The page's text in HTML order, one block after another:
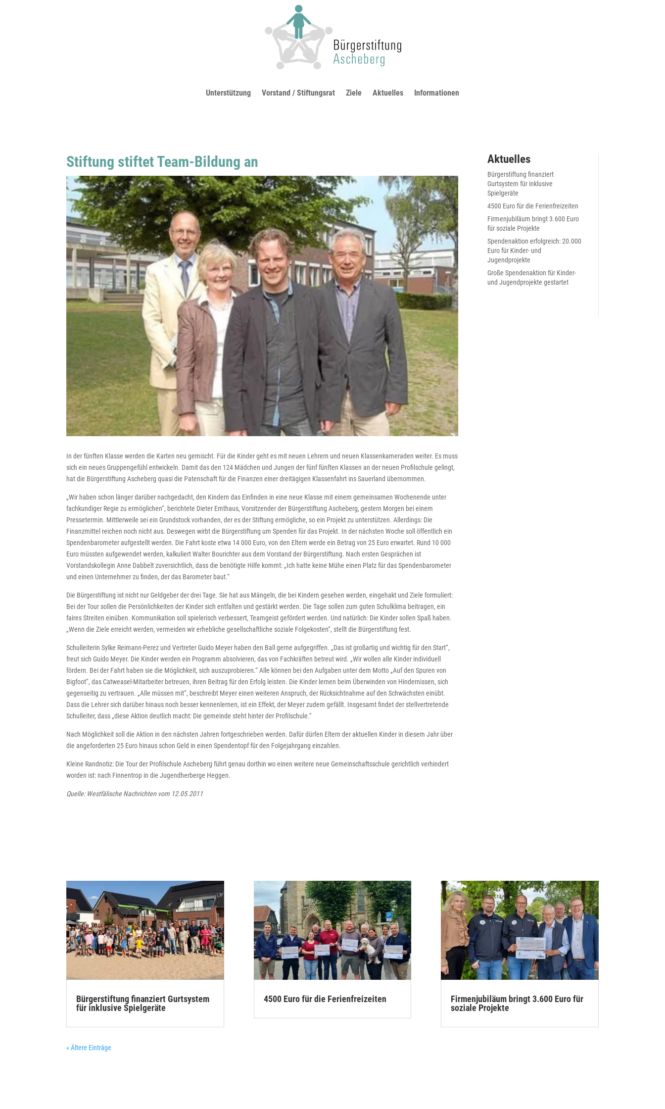
Unterstützung Vorstand / Stiftungsrat Ziele Aktuelles Informationen
Stiftung stiftet Team-Bildung an
In der fünften Klasse werden die Karten neu gemischt. Für die Kinder geht es mit neuen Lehrern und neuen Klassenkameraden weiter. Es muss
sich ein neues Gruppengefühl entwickeln. Damit das den 124 Mädchen und Jungen der fünf fünften Klassen an der neuen Profilschule gelingt,
hat die Bürgerstiftung Ascheberg quasi die Patenschaft für die Finanzen einer dreitägigen Klassenfahrt ins Sauerland übernommen.
„Wir haben schon länger darüber nachgedacht, den Kindern das Einfinden in eine neue Klasse mit einem gemeinsamen Wochenende unter
fachkundiger Regie zu ermöglichen“, berichtete Dieter Emthaus, Vorsitzender der Bürgerstiftung Ascheberg, gestern Morgen bei einem
Pressetermin. Mittlerweile sei ein Grundstock vorhanden, der es der Stiftung ermögliche, so ein Projekt zu unterstützen. Allerdings: Die
Finanzmittel reichen noch nicht aus. Deswegen wirbt die Bürgerstiftung um Spenden für das Projekt. In der nächsten Woche soll öffentlich ein
Spendenbarometer aufgestellt werden. Die Fahrt koste etwa 14 000 Euro, von den Eltern werde ein Betrag von 25 Euro erwartet. Rund 10 000
Euro müssten aufgewendet werden, kalkuliert Walter Bourichter aus dem Vorstand der Bürgerstiftung. Nach ersten Gesprächen ist
Vorstandskollegin Anne Dabbelt zuversichtlich, dass die benötigte Hilfe kommt: „Ich hatte keine Mühe einen Platz für das Spendenbarometer
und einen Unternehmer zu finden, der das Barometer baut.“
Die Bürgerstiftung ist nicht nur Geldgeber der drei Tage. Sie hat aus Mängeln, die bei Kindern gesehen werden, eingehakt und Ziele formuliert:
Bei der Tour sollen die Persönlichkeiten der Kinder sich entfalten und gestärkt werden. Die Tage sollen zum guten Schulklima beitragen, ein
faires Streiten einüben. Kommunikation soll spielerisch verbessert, Teamgeist gefördert werden. Und natürlich: Die Kinder sollen Spaß haben.
„Wenn die Ziele erreicht werden, vermeiden wir erhebliche gesellschaftliche soziale Folgekosten“, stellt die Bürgerstiftung fest.
Schulleiterin Sylke Reimann-Perez und Vertreter Guido Meyer haben den Ball gerne aufgegriffen. „Das ist großartig und wichtig für den Start“,
freut sich Guido Meyer. Die Kinder werden ein Programm absolvieren, das von Fachkräften betreut wird. „Wir wollen alle Kinder individuell
fördern. Bei der Fahrt haben sie die Möglichkeit, sich auszuprobieren.“ Alle können bei den Aufgaben unter dem Motto „Auf den Spuren von
Bigfoot“, das Catweasel-Mitarbeiter betreuen, ihren Beitrag für den Erfolg leisten. Die Kinder lernen beim Überwinden von Hindernissen, sich
gegenseitig zu vertrauen. „Alle müssen mit“, beschreibt Meyer einen weiteren Anspruch, der Rücksichtnahme auf den Schwächsten einübt.
Dass die Lehrer sich darüber hinaus noch besser kennenlernen, ist ein Effekt, der Meyer zudem gefällt. Insgesamt findet der stellvertretende
Schulleiter, dass „diese Aktion deutlich macht: Die gemeinde steht hinter der Profilschule.“
Nach Möglichkeit soll die Aktion in den nächsten Jahren fortgeschrieben werden. Dafür dürfen Eltern der aktuellen Kinder in diesem Jahr über
die angeforderten 25 Euro hinaus schon Geld in einen Spendentopf für den Folgejahrgang einzahlen.
Kleine Randnotiz: Die Tour der Profilschule Ascheberg führt genau dorthin wo einen weitere neue Gemeinschaftsschule gerichtlich verhindert
worden ist: nach Finnentrop in die Jugendherberge Heggen.
Quelle: Westfälische Nachrichten vom 12.05.2011
Aktuelles
Bürgerstiftung finanziert
Gurtsystem für inklusive
Spielgeräte
4500 Euro für die Ferienfreizeiten
Firmenjubiläum bringt 3.600 Euro
für soziale Projekte
Spendenaktion erfolgreich: 20.000
Euro für Kinder- und
Jugendprojekte
Große Spendenaktion für Kinder-
und Jugendprojekte gestartet
Bürgerstiftung finanziert Gurtsystem
für inklusive Spielgeräte
4500 Euro für die Ferienfreizeiten
Firmenjubiläum bringt 3.600 Euro für
soziale Projekte
« Ältere Einträge